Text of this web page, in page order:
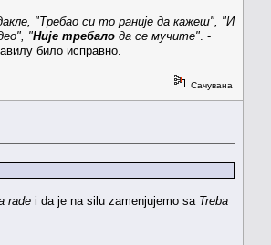
"Требао си то раније да кажеш", "И
"Није требало да се мучите" . -
било исправно.
Сачувана
rade i da je na silu zamenjujemo sa Treba